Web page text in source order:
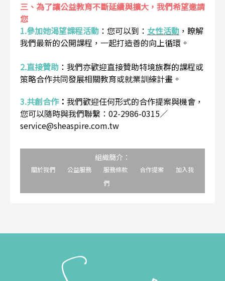
三、為了讓公益教育不斷延續與擴大，我們希望邀請
您
1.參加她渴望課程活動 ： 您可以到： 女性活動 ，瞭解
我們最新的公開課程，一起打造善的向上循環。
2.直接贊助 ： 我們亦歡迎直接贊助特境族群的課程或
策略合作共同發展相關教育或就業訓練計畫。
3.共創合作： 我們歡迎任何形式的合作提案與機會，
您可以隨時與我們聯繫：02-2986-0315／
service@sheaspire.com.tw
組織簡介：
關於我們 公益服務 服務條款 合作提案
加入我
們